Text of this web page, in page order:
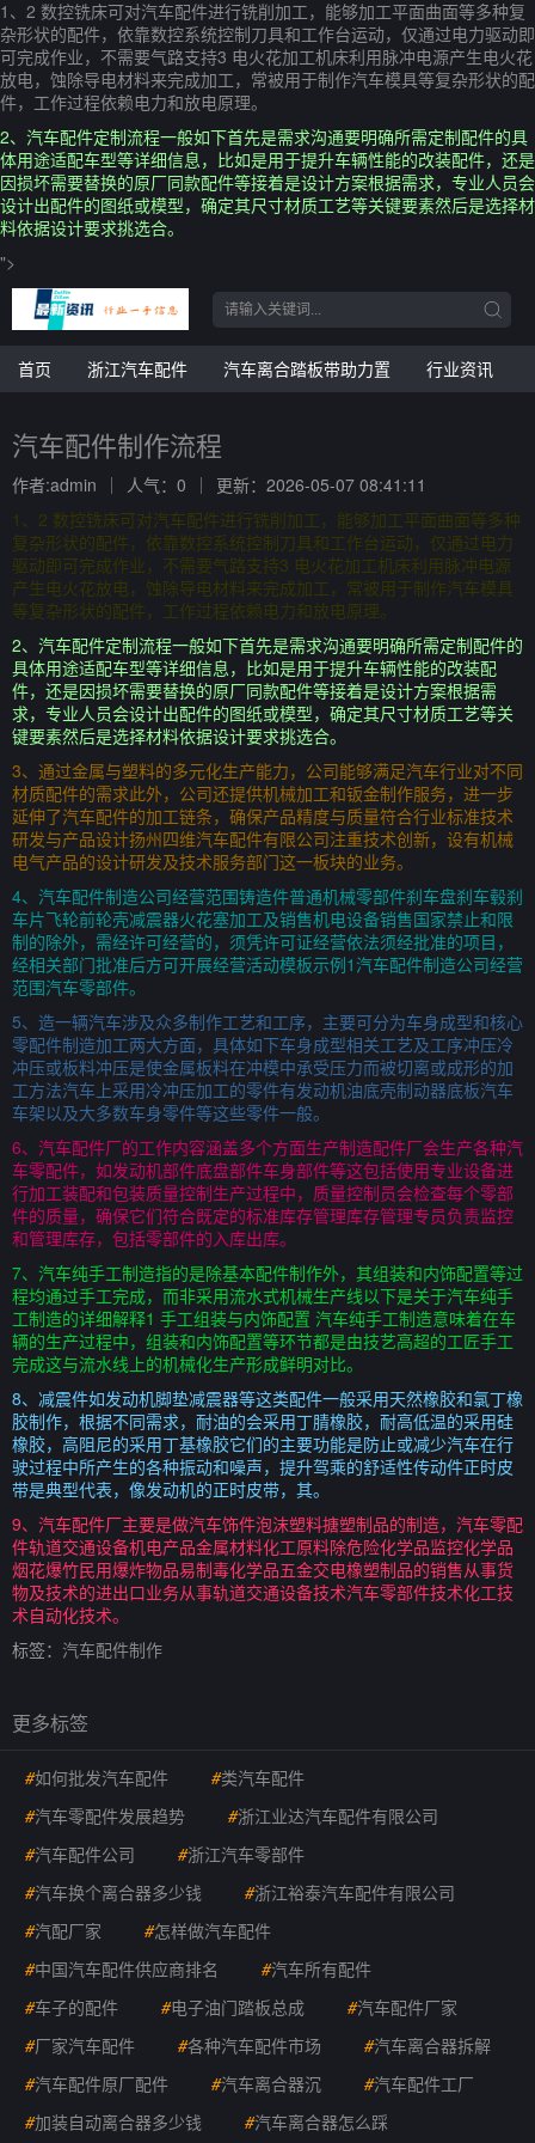
1、2 数控铣床可对汽车配件进行铣削加工，能够加工平面曲面等多种复
杂形状的配件，依靠数控系统控制刀具和工作台运动，仅通过电力驱动即
可完成作业，不需要气路支持3 电火花加工机床利用脉冲电源产生电火花
放电，蚀除导电材料来完成加工，常被用于制作汽车模具等复杂形状的配
件，工作过程依赖电力和放电原理。
2、汽车配件定制流程一般如下首先是需求沟通要明确所需定制配件的具
体用途适配车型等详细信息，比如是用于提升车辆性能的改装配件，还是
因损坏需要替换的原厂同款配件等接着是设计方案根据需求，专业人员会
设计出配件的图纸或模型，确定其尺寸材质工艺等关键要素然后是选择材
料依据设计要求挑选合。
">
首页 浙江汽车配件 汽车离合踏板带助力置 行业资讯
汽车配件制作流程
作者:admin 人气：0
更新：2026-05-07 08:41:11
1、2 数控铣床可对汽车配件进行铣削加工，能够加工平面曲面等多种
复杂形状的配件，依靠数控系统控制刀具和工作台运动，仅通过电力
驱动即可完成作业，不需要气路支持3 电火花加工机床利用脉冲电源
产生电火花放电，蚀除导电材料来完成加工，常被用于制作汽车模具
等复杂形状的配件，工作过程依赖电力和放电原理。
2、汽车配件定制流程一般如下首先是需求沟通要明确所需定制配件的
具体用途适配车型等详细信息，比如是用于提升车辆性能的改装配
件，还是因损坏需要替换的原厂同款配件等接着是设计方案根据需
求，专业人员会设计出配件的图纸或模型，确定其尺寸材质工艺等关
键要素然后是选择材料依据设计要求挑选合。
3、通过金属与塑料的多元化生产能力，公司能够满足汽车行业对不同
材质配件的需求此外，公司还提供机械加工和钣金制作服务，进一步
延伸了汽车配件的加工链条，确保产品精度与质量符合行业标准技术
研发与产品设计扬州四维汽车配件有限公司注重技术创新，设有机械
电气产品的设计研发及技术服务部门这一板块的业务。
4、汽车配件制造公司经营范围铸造件普通机械零部件刹车盘刹车毂刹
车片飞轮前轮壳减震器火花塞加工及销售机电设备销售国家禁止和限
制的除外，需经许可经营的，须凭许可证经营依法须经批准的项目，
经相关部门批准后方可开展经营活动模板示例1汽车配件制造公司经营
范围汽车零部件。
5、造一辆汽车涉及众多制作工艺和工序，主要可分为车身成型和核心
零配件制造加工两大方面，具体如下车身成型相关工艺及工序冲压冷
冲压或板料冲压是使金属板料在冲模中承受压力而被切离或成形的加
工方法汽车上采用冷冲压加工的零件有发动机油底壳制动器底板汽车
车架以及大多数车身零件等这些零件一般。
6、汽车配件厂的工作内容涵盖多个方面生产制造配件厂会生产各种汽
车零配件，如发动机部件底盘部件车身部件等这包括使用专业设备进
行加工装配和包装质量控制生产过程中，质量控制员会检查每个零部
件的质量，确保它们符合既定的标准库存管理库存管理专员负责监控
和管理库存，包括零部件的入库出库。
7、汽车纯手工制造指的是除基本配件制作外，其组装和内饰配置等过
程均通过手工完成，而非采用流水式机械生产线以下是关于汽车纯手
工制造的详细解释1 手工组装与内饰配置 汽车纯手工制造意味着在车
辆的生产过程中，组装和内饰配置等环节都是由技艺高超的工匠手工
完成这与流水线上的机械化生产形成鲜明对比。
8、减震件如发动机脚垫减震器等这类配件一般采用天然橡胶和氯丁橡
胶制作，根据不同需求，耐油的会采用丁腈橡胶，耐高低温的采用硅
橡胶，高阻尼的采用丁基橡胶它们的主要功能是防止或减少汽车在行
驶过程中所产生的各种振动和噪声，提升驾乘的舒适性传动件正时皮
带是典型代表，像发动机的正时皮带，其。
9、汽车配件厂主要是做汽车饰件泡沫塑料搪塑制品的制造，汽车零配
件轨道交通设备机电产品金属材料化工原料除危险化学品监控化学品
烟花爆竹民用爆炸物品易制毒化学品五金交电橡塑制品的销售从事货
物及技术的进出口业务从事轨道交通设备技术汽车零部件技术化工技
术自动化技术。
标签： 汽车配件制作
更多标签
#如何批发汽车配件 #类汽车配件
#汽车零配件发展趋势 #浙江业达汽车配件有限公司
#汽车配件公司 #浙江汽车零部件
#汽车换个离合器多少钱 #浙江裕泰汽车配件有限公司
#汽配厂家 #怎样做汽车配件
#中国汽车配件供应商排名 #汽车所有配件
#车子的配件 #电子油门踏板总成 #汽车配件厂家
#厂家汽车配件 #各种汽车配件市场 #汽车离合器拆解
#汽车配件原厂配件 #汽车离合器沉 #汽车配件工厂
#加装自动离合器多少钱 #汽车离合器怎么踩